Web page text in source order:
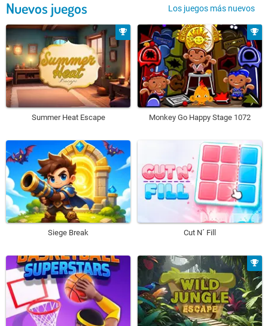
Nuevos juegos Los juegos más nuevos
Summer Heat Escape Monkey Go Happy Stage 1072
Siege Break Cut N´ Fill